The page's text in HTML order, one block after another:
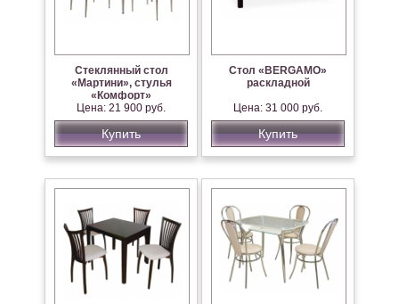
Стеклянный стол
«Мартини», стулья
«Комфорт»
Цена: 21 900 руб.
Купить
Стол «BERGAMO»
раскладной
Цена: 31 000 руб.
Купить